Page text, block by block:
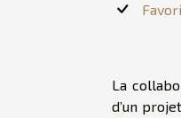
La
d’un